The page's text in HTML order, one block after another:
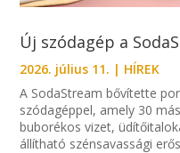
Új szódagép a
2026. július 11. | HÍREK
A SodaStream bővítette
szódagéppel, amely 30
buborékos vizet,
állítható szénsavassági